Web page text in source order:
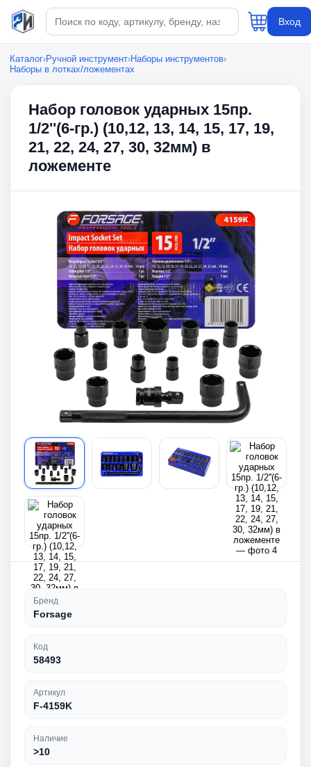
Поиск по каталогу
Вход
Каталог›Ручной инструмент›Наборы инструментов›
Наборы в лотках/ложементах
Набор головок ударных 15пр.
1/2''(6-гр.) (10,12, 13, 14, 15, 17, 19,
21, 22, 24, 27, 30, 32мм) в
ложементе
Бренд
Forsage
Код
58493
Артикул
F-4159K
Наличие
>10